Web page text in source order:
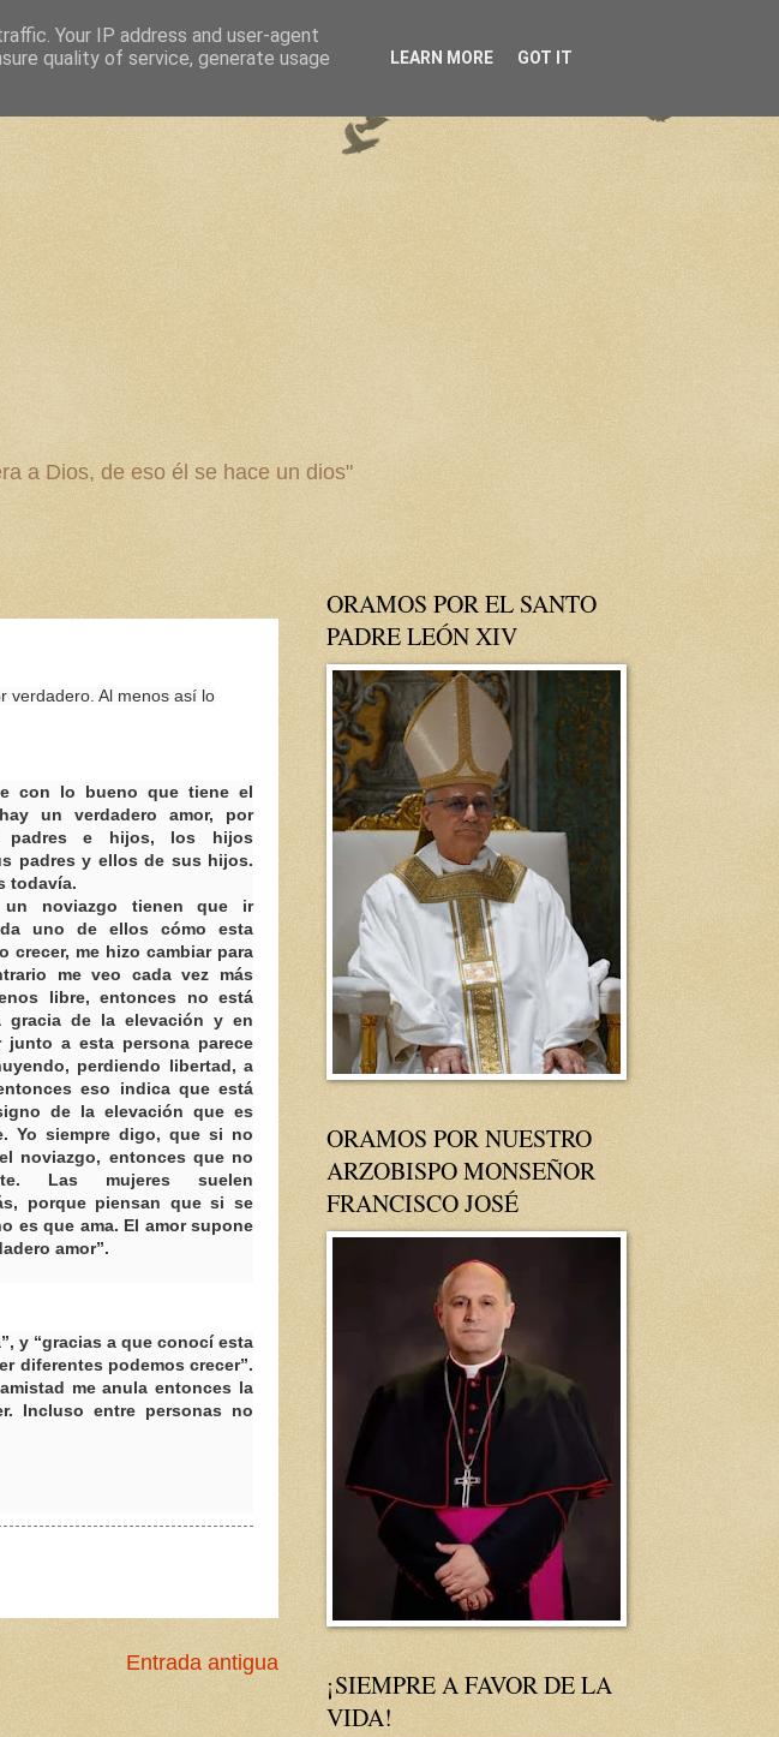
a Dios, de eso él se hace un dios"
verdadero. Al menos así lo
con lo bueno que tiene el
un verdadero amor, por
padres e hijos, los hijos
padres y ellos de sus hijos.
todavía.
un noviazgo tienen que ir
uno de ellos cómo esta
crecer, me hizo cambiar para
me veo cada vez más
libre, entonces no está
gracia de la elevación y en
junto a esta persona parece
perdiendo libertad, a
eso indica que está
de la elevación que es
Yo siempre digo, que si no
noviazgo, entonces que no
Las mujeres suelen
porque piensan que si se
es que ama. El amor supone
amor”.
y “gracias a que conocí esta
diferentes podemos crecer”.
me anula entonces la
Incluso entre personas no
Entrada antigua
ORAMOS POR EL SANTO
PADRE LEÓN XIV
ORAMOS POR NUESTRO
ARZOBISPO MONSEÑOR
FRANCISCO JOSÉ
¡SIEMPRE A FAVOR DE LA
VIDA!
Your IP address and user-agent
quality of service, generate usage
LEARN MORE GOT IT